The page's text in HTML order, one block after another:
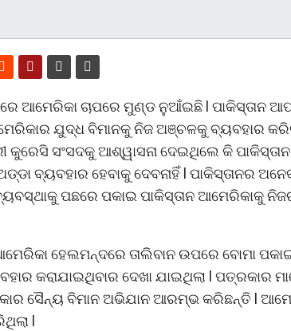
ଆମେରିକା ଚାପରେ ମୁଣ୍ଡ ନୁଆଁଇଛି l ପାକିସ୍ତାନ
ଯୁଦ୍ଧ ବିମାନକୁ ନିଜ ଅଞ୍ଚଳକୁ ବ୍ୟବହାର
କୁରେସି ସଂସଦକୁ ଆଶ୍ୱାସନା ଦେଇଥିଲେ କି
ବ୍ୟବହାର ହେବାକୁ ଦେବନାହିଁ l ପାକିସ୍ତାନର
ପଛରେ ପକାଇ ପାକିସ୍ତାନ ଆମେରିକାକୁ
ହେଲମନ୍ଦରେ ତାଲିବାନ ଉପରେ ବୋମା
କରାଯାଇଥିବାର ଦେଖା ଯାଇଥିଲା l ପତ୍ରକାର
ସୈନ୍ୟ ବିମାନ ଅଭିଯାନ ଆରମ୍ଭ କରିଛନ୍ତି l
l